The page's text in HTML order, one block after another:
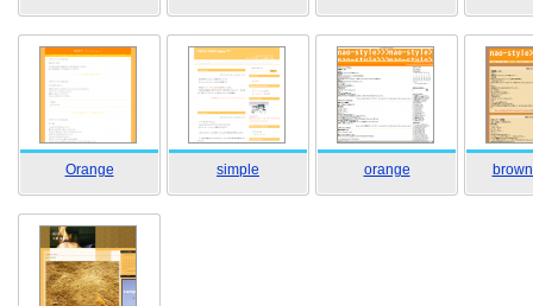
Orange simple orange